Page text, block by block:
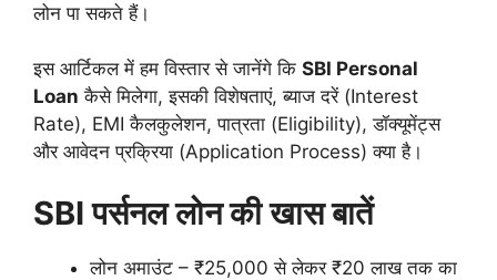
लोन पा सकते हैं।
इस आर्टिकल में हम विस्तार से जानेंगे कि SBI Personal
Loan कैसे मिलेगा, इसकी विशेषताएं, ब्याज दरें (Interest
Rate), EMI कैलकुलेशन, पात्रता (Eligibility), डॉक्यूमेंट्स
और आवेदन प्रक्रिया (Application Process) क्या है।
SBI पर्सनल लोन की खास बातें
लोन अमाउंट – ₹25,000 से लेकर ₹20 लाख तक का